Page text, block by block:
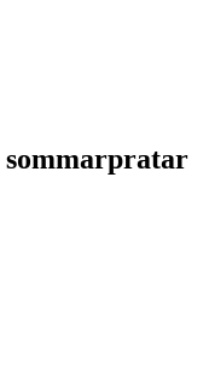
sommarpratar